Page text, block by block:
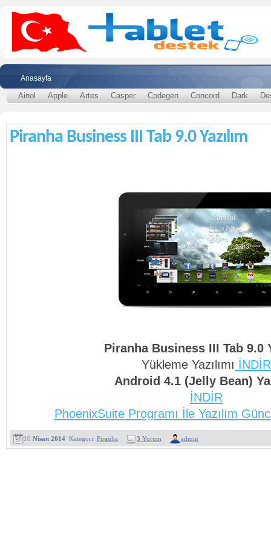
Anasayfa
Ainol Apple Artes Casper Codegen Concord Dark
Piranha Business III Tab 9.0 Yazılım
Piranha Business III Tab 9.0
Yükleme Yazılımı İNDİR
Android 4.1 (Jelly Bean)
İNDİR
PhoenixSuite Programı İle Yazılım
10 Nisan 2014 Kategori :Piranha 3 Yorum admin